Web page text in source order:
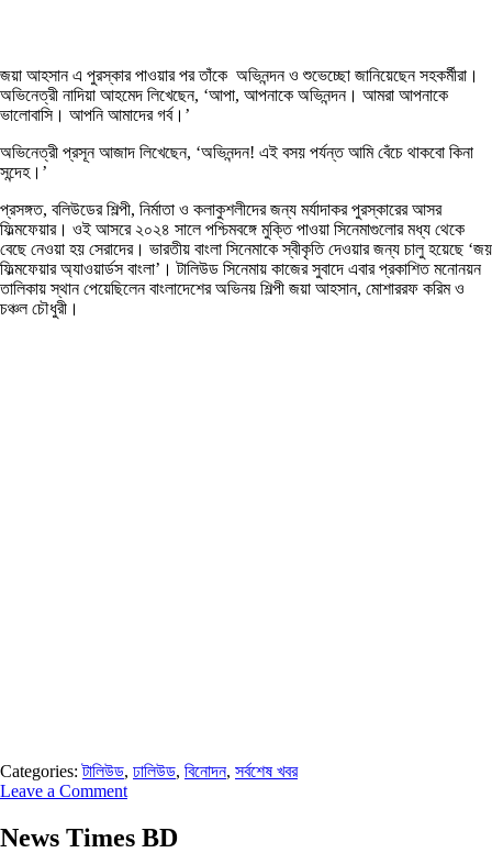
জয়া আহসান এ পুরস্কার পাওয়ার পর তাঁকে অভিনন্দন ও শুভেচ্ছো জানিয়েছেন সহকর্মীরা।
অভিনেত্রী নাদিয়া আহমেদ লিখেছেন, ‘আপা, আপনাকে অভিনন্দন। আমরা আপনাকে
ভালোবাসি। আপনি আমাদের গর্ব।’
অভিনেত্রী প্রসূন আজাদ লিখেছেন, ‘অভিনন্দন! এই বসয় পর্যন্ত আমি বেঁচে থাকবো কিনা
সন্দেহ।’
প্রসঙ্গত, বলিউডের শিল্পী, নির্মাতা ও কলাকুশলীদের জন্য মর্যাদাকর পুরস্কারের আসর
ফিল্মফেয়ার। ওই আসরে ২০২৪ সালে পশ্চিমবঙ্গে মুক্তি পাওয়া সিনেমাগুলোর মধ্য থেকে
বেছে নেওয়া হয় সেরাদের। ভারতীয় বাংলা সিনেমাকে স্বীকৃতি দেওয়ার জন্য চালু হয়েছে ‘জয়
ফিল্মফেয়ার অ্যাওয়ার্ডস বাংলা’। টালিউড সিনেমায় কাজের সুবাদে এবার প্রকাশিত মনোনয়ন
তালিকায় স্থান পেয়েছিলেন বাংলাদেশের অভিনয় শিল্পী জয়া আহসান, মোশাররফ করিম ও
চঞ্চল চৌধুরী।
Categories:টালিউড, ঢালিউড, বিনোদন, সর্বশেষ খবর
Leave a Comment
News Times BD